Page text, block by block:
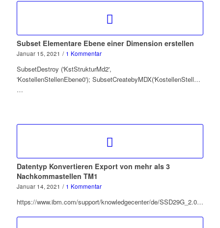
Subset Elementare Ebene einer Dimension erstellen
Januar 15, 2021 / 1 Kommentar
SubsetDestroy ('KstStrukturMd2',
'KostellenStellenEbene0');
…
Datentyp Konvertieren Export von mehr als 3
Nachkommastellen TM1
Januar 14, 2021 / 1 Kommentar
https://www.ibm.com/support/knowledgecenter/de/SSD29G_2.0.0/com.ibm.swg.ba.cognos.tm1_ref.2.0.0.doc/r_tm1_ref_tifun_numbertostringex.html Wert2…